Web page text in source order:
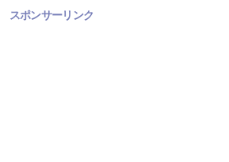
スポンサーリンク